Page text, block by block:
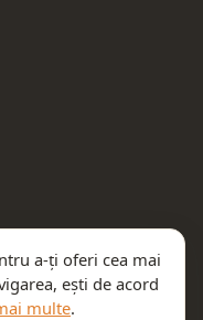
a-ți oferi cea mai
ești de acord
multe.